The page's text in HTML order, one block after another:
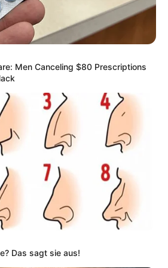
die Kunst der älteren
Mittelalter bis zum Beginn des
gezeigt. Hierzu gehört sogar die
mittelalterlicher Malerei,
und neoimpressionistischer
- In ganz Deutschland ist
berühmt. Deshalb zeigt hier
die Geschichte und Tradition des
in die Zeit der Antike zurückreicht.
www.kk-museum.de.
- Beeindruckende Reste
Herrschaft geschaffenen,
Altstadt verlaufenden Festung
geblieben. Das südlich der
ehemalige Zwischenwerk VIII
Festungsmuseum umgestaltet, das
Men Canceling $80 Prescriptions
Das sagt sie aus!